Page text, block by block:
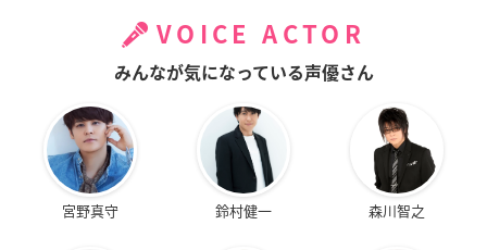
VOICE ACTOR
みんなが気になっている声優さん
宮野真守 鈴村健一 森川智之